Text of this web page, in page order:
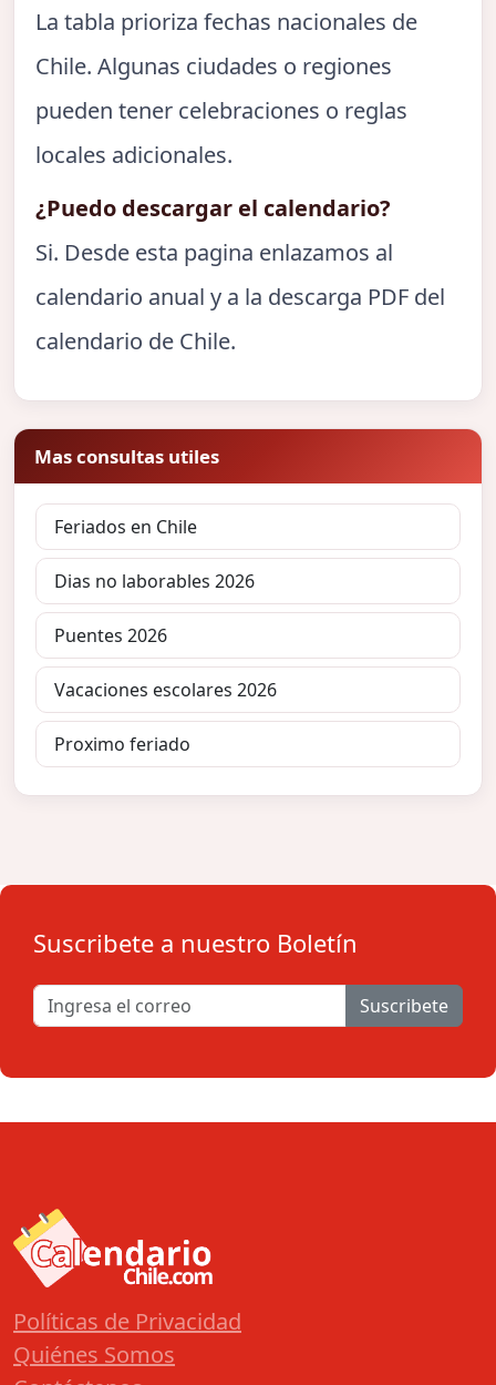
La tabla prioriza fechas nacionales de
Chile. Algunas ciudades o regiones
pueden tener celebraciones o reglas
locales adicionales.
¿Puedo descargar el calendario?
Si. Desde esta pagina enlazamos al
calendario anual y a la descarga PDF del
calendario de Chile.
Mas consultas utiles
Feriados en Chile
Dias no laborables 2026
Puentes 2026
Vacaciones escolares 2026
Proximo feriado
Suscribete a nuestro Boletín
Suscribete
Políticas de Privacidad
Quiénes Somos